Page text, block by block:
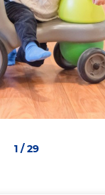
1 / 29